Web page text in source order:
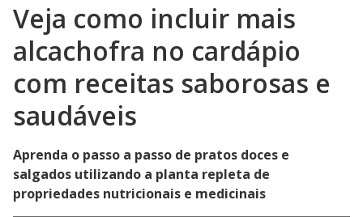
Veja como incluir mais
alcachofra no cardápio
com receitas saborosas e
saudáveis
Aprenda o passo a passo de pratos doces e
salgados utilizando a planta repleta de
propriedades nutricionais e medicinais